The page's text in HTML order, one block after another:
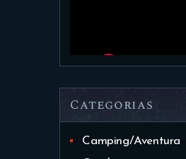
Categorias
Camping/Aventura